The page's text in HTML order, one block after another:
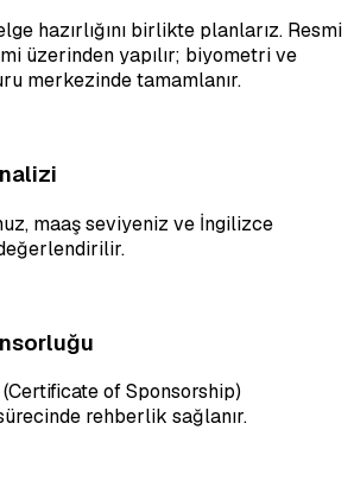
hazırlığını birlikte planlarız. Resmi
üzerinden yapılır; biyometri ve
merkezinde tamamlanır.
maaş seviyeniz ve İngilizce
of Sponsorship)
rehberlik sağlanır.